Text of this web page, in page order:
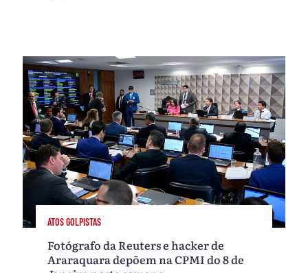
ATOS GOLPISTAS
Fotógrafo da Reuters e hacker de
Araraquara depõem na CPMI do 8 de